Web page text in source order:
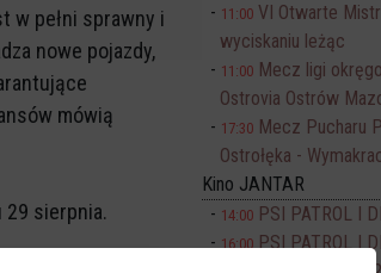
w pełni sprawny i
nowe pojazdy,
mówią
29 sierpnia.
11:00 VI Otwarte
wyciskaniu leżąc
11:00 Mecz ligi
Ostrovia Ostrów
17:30 Mecz Pucharu
Ostrołęka -
Kino JANTAR
14:00 PSI PATROL I
16:00 PSI PATROL I